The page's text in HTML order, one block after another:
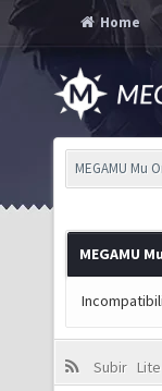
Home
MEGAMU Mu
MEGAMU
Subir